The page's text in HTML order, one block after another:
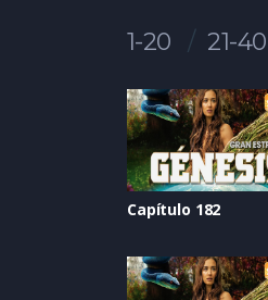
1-20 21-40
Capítulo 182